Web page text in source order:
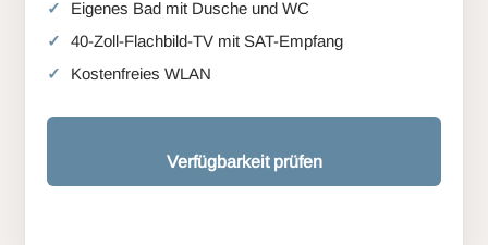
Eigenes Bad mit Dusche und WC
40-Zoll-Flachbild-TV mit SAT-Empfang
Kostenfreies WLAN
Verfügbarkeit prüfen